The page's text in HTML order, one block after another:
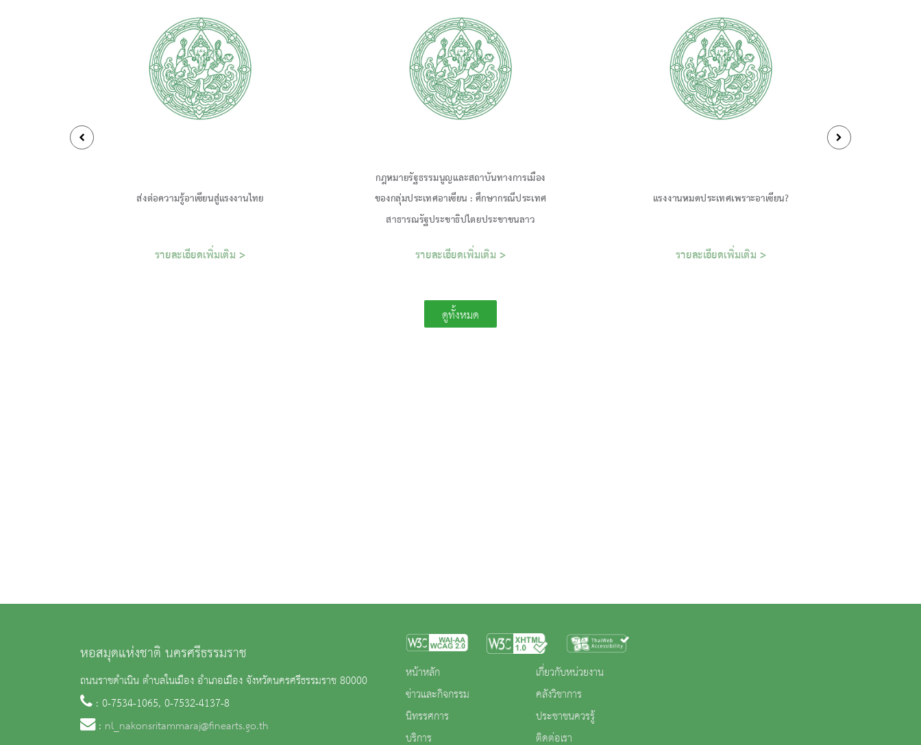
ส่งต่อความรู้อาเซียนสู่แรงงานไทย
รายละเอียดเพิ่มเติม >
กฎหมายรัฐธรรมนูญและสถาบันทางการเมือง
ของกลุ่มประเทศอาเซียน : ศึกษากรณีประเทศ
สาธารณรัฐประชาธิปไตยประชาชนลาว
รายละเอียดเพิ่มเติม >
แรงงานหมดประเทศเพราะอาเซียน?
รายละเอียดเพิ่มเติม >
ดูทั้งหมด
หอสมุดแห่งชาติ นครศรีธรรมราช
ถนนราชดำเนิน ตำบลในเมือง อำเภอเมือง จังหวัดนครศรีธรรมราช 80000
: 0-7534-1065, 0-7532-4137-8
: nl_nakonsritammaraj@finearts.go.th
หน้าหลัก
ข่าวและกิจกรรม
นิทรรศการ
บริการ
เกี่ยวกับหน่วยงาน
คลังวิชาการ
ประชาชนควรรู้
ติดต่อเรา